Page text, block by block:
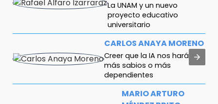
La UNAM y un nuevo
proyecto educativo
universitario
CARLOS ANAYA MORENO
Creer que la IA nos hará
más sabios o más
dependientes
MARIO ARTURO